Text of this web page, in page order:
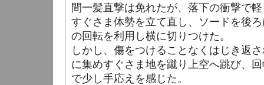
間一髪直撃は免れたが、落下の衝撃で
すぐさま体勢を立て直し、ソードを後
の回転を利用し横に切りつけた。
しかし、傷をつけることなくはじき返
に集めすぐさま地を蹴り上空へ跳び、
で少し手応えを感じた。